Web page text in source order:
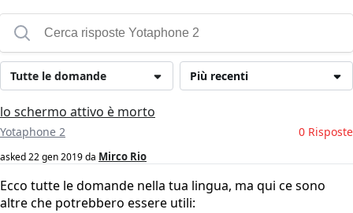
Più recenti
Tutte le domande
lo schermo attivo è morto
Yotaphone 2 0 Risposte
asked22 gen 2019da Mirco Rio
Ecco tutte le domande nella tua lingua, ma qui ce sono
altre che potrebbero essere utili: